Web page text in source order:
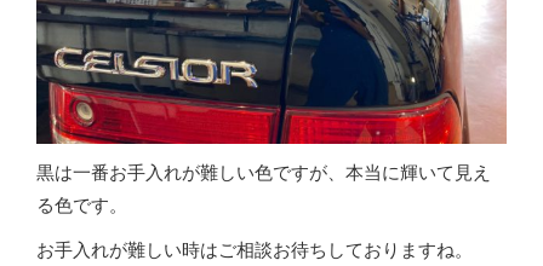
黒は一番お手入れが難しい色ですが、本当に輝いて見え
る色です。
お手入れが難しい時はご相談お待ちしておりますね。